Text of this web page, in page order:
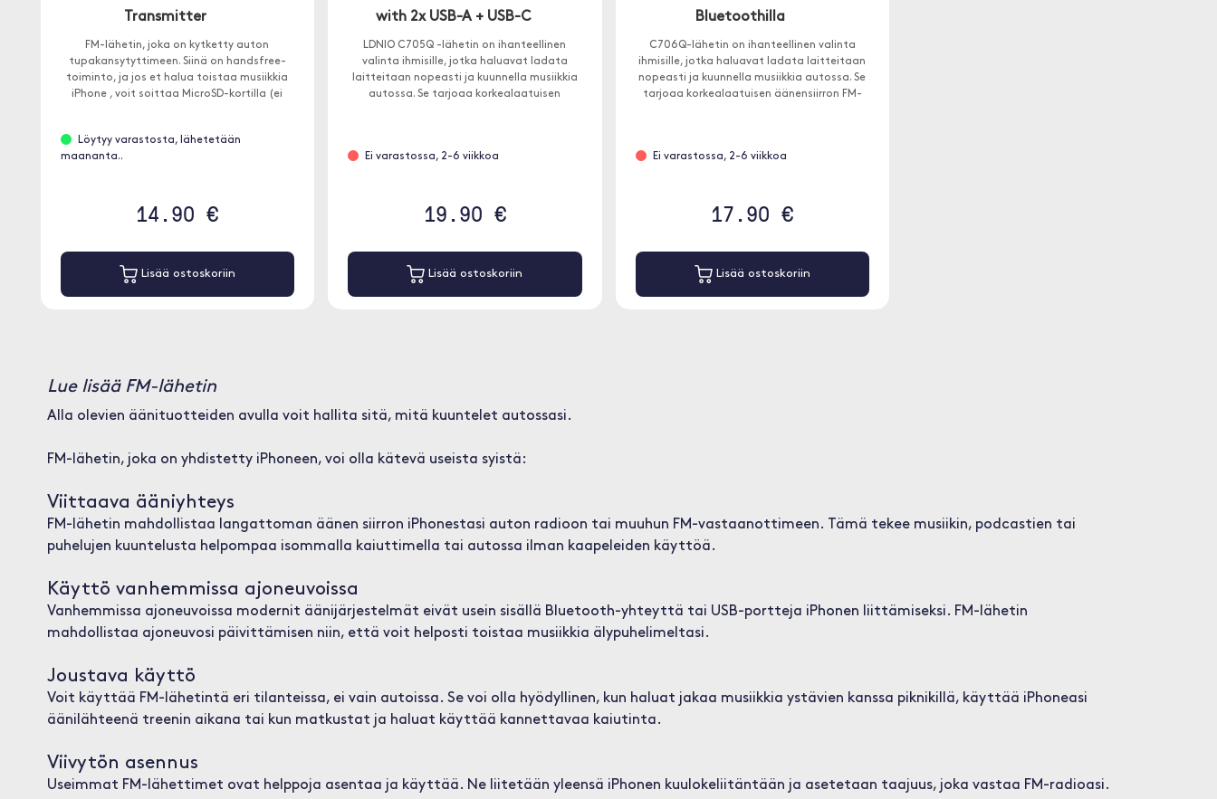
Transmitter
FM-lähetin, joka on kytketty auton
tupakansytyttimeen. Siinä on handsfree-
toiminto, ja jos et halua toistaa musiikkia
iPhone , voit soittaa MicroSD-kortilla (ei
Löytyy varastosta, lähetetään
maananta..
14.90 €
Lisää ostoskoriin
with 2x USB-A + USB-C
LDNIO C705Q -lähetin on ihanteellinen
valinta ihmisille, jotka haluavat ladata
laitteitaan nopeasti ja kuunnella musiikkia
autossa. Se tarjoaa korkealaatuisen
Ei varastossa, 2-6 viikkoa
19.90 €
Lisää ostoskoriin
Bluetoothilla
C706Q-lähetin on ihanteellinen valinta
ihmisille, jotka haluavat ladata laitteitaan
nopeasti ja kuunnella musiikkia autossa. Se
tarjoaa korkealaatuisen äänensiirron FM-
Ei varastossa, 2-6 viikkoa
17.90 €
Lisää ostoskoriin
Lue lisää FM-lähetin
Alla olevien äänituotteiden avulla voit hallita sitä, mitä kuuntelet autossasi.
FM-lähetin, joka on yhdistetty iPhoneen, voi olla kätevä useista syistä:
Viittaava ääniyhteys
FM-lähetin mahdollistaa langattoman äänen siirron iPhonestasi auton radioon tai muuhun FM-vastaanottimeen. Tämä tekee musiikin, podcastien tai
puhelujen kuuntelusta helpompaa isommalla kaiuttimella tai autossa ilman kaapeleiden käyttöä.
Käyttö vanhemmissa ajoneuvoissa
Vanhemmissa ajoneuvoissa modernit äänijärjestelmät eivät usein sisällä Bluetooth-yhteyttä tai USB-portteja iPhonen liittämiseksi. FM-lähetin
mahdollistaa ajoneuvosi päivittämisen niin, että voit helposti toistaa musiikkia älypuhelimeltasi.
Joustava käyttö
Voit käyttää FM-lähetintä eri tilanteissa, ei vain autoissa. Se voi olla hyödyllinen, kun haluat jakaa musiikkia ystävien kanssa piknikillä, käyttää iPhoneasi
äänilähteenä treenin aikana tai kun matkustat ja haluat käyttää kannettavaa kaiutinta.
Viivytön asennus
Useimmat FM-lähettimet ovat helppoja asentaa ja käyttää. Ne liitetään yleensä iPhonen kuulokeliitäntään ja asetetaan taajuus, joka vastaa FM-radioasi.